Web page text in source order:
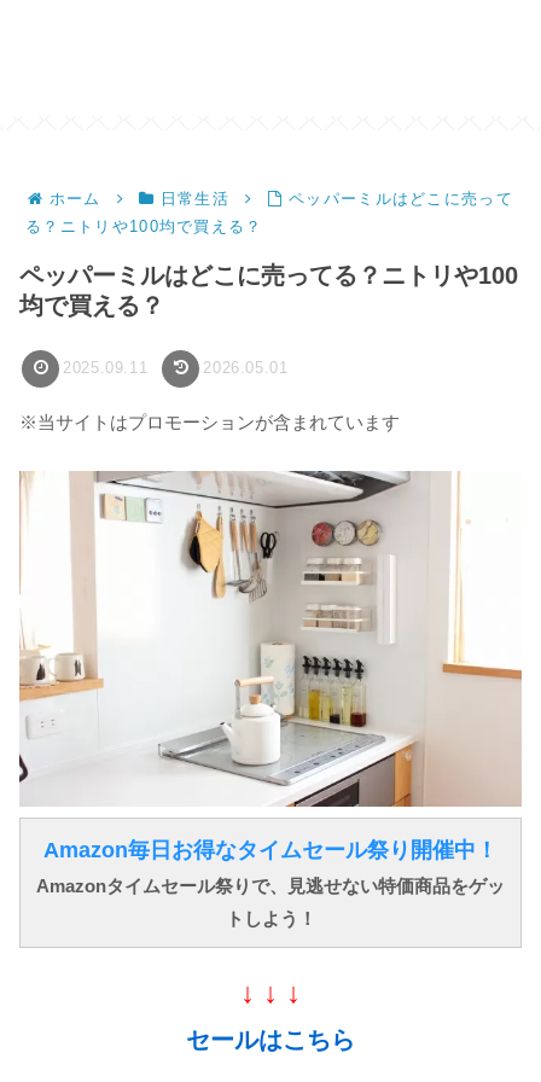
ホーム 日常生活
ペッパーミルはどこに売って
る？ニトリや100均で買える？
ペッパーミルはどこに売ってる？ニトリや100
均で買える？
2025.09.11 2026.05.01
※当サイトはプロモーションが含まれています
Amazon毎日お得なタイムセール祭り開催中！
Amazonタイムセール祭りで、見逃せない特価商品をゲッ
トしよう！
↓ ↓ ↓
セールはこちら